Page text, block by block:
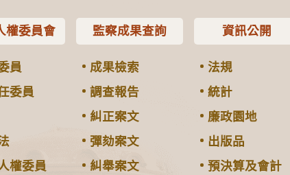
權委員會
員
委員
權委員
監察成果查詢
成果檢索
調查報告
糾正案文
彈劾案文
糾舉案文
資訊公開
法規
統計
廉政園地
出版品
預決算及會計